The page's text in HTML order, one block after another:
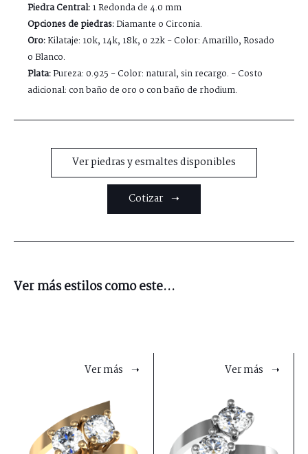
Piedra Central:1 Redonda de 4.0 mm
Opciones de piedras:Diamante o Circonia.
Oro:Kilataje: 10k, 14k, 18k, o 22k - Color: Amarillo, Rosado
o Blanco.
Plata:Pureza: 0.925 - Color: natural, sin recargo. - Costo
adicional: con baño de oro o con baño de rhodium.
Ver piedras y esmaltes disponibles
Cotizar ➝
Ver más estilos como este...
Ver más ➝ Ver más ➝